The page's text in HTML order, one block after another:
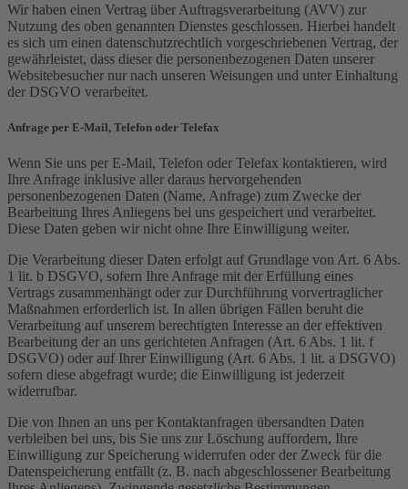
Wir haben einen Vertrag über Auftragsverarbeitung (AVV) zur
Nutzung des oben genannten Dienstes geschlossen. Hierbei handelt
es sich um einen datenschutzrechtlich vorgeschriebenen Vertrag, der
gewährleistet, dass dieser die personenbezogenen Daten unserer
Websitebesucher nur nach unseren Weisungen und unter Einhaltung
der DSGVO verarbeitet.
Anfrage per E-Mail, Telefon oder Telefax
Wenn Sie uns per E-Mail, Telefon oder Telefax kontaktieren, wird
Ihre Anfrage inklusive aller daraus hervorgehenden
personenbezogenen Daten (Name, Anfrage) zum Zwecke der
Bearbeitung Ihres Anliegens bei uns gespeichert und verarbeitet.
Diese Daten geben wir nicht ohne Ihre Einwilligung weiter.
Die Verarbeitung dieser Daten erfolgt auf Grundlage von Art. 6 Abs.
1 lit. b DSGVO, sofern Ihre Anfrage mit der Erfüllung eines
Vertrags zusammenhängt oder zur Durchführung vorvertraglicher
Maßnahmen erforderlich ist. In allen übrigen Fällen beruht die
Verarbeitung auf unserem berechtigten Interesse an der effektiven
Bearbeitung der an uns gerichteten Anfragen (Art. 6 Abs. 1 lit. f
DSGVO) oder auf Ihrer Einwilligung (Art. 6 Abs. 1 lit. a DSGVO)
sofern diese abgefragt wurde; die Einwilligung ist jederzeit
widerrufbar.
Die von Ihnen an uns per Kontaktanfragen übersandten Daten
verbleiben bei uns, bis Sie uns zur Löschung auffordern, Ihre
Einwilligung zur Speicherung widerrufen oder der Zweck für die
Datenspeicherung entfällt (z. B. nach abgeschlossener Bearbeitung